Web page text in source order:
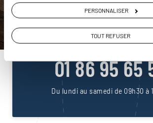
PERSONNALISER
TOUT REFUSER
DEMANDER UN DEVIS
Construisez votre voyage avec un
01 86 95 65
Du lundi au samedi de 09h30 à